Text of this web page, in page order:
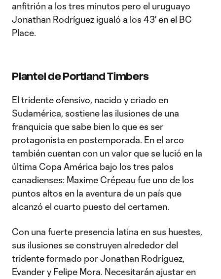
anfitrión a los tres minutos pero el uruguayo
Jonathan Rodríguez igualó a los 43' en el BC
Place.
Plantel de Portland Timbers
El tridente ofensivo, nacido y criado en
Sudamérica, sostiene las ilusiones de una
franquicia que sabe bien lo que es ser
protagonista en postemporada. En el arco
también cuentan con un valor que se lució en la
última Copa América bajo los tres palos
canadienses: Maxime Crépeau fue uno de los
puntos altos en la aventura de un país que
alcanzó el cuarto puesto del certamen.
Con una fuerte presencia latina en sus huestes,
sus ilusiones se construyen alrededor del
tridente formado por Jonathan Rodríguez,
Evander y Felipe Mora. Necesitarán ajustar en